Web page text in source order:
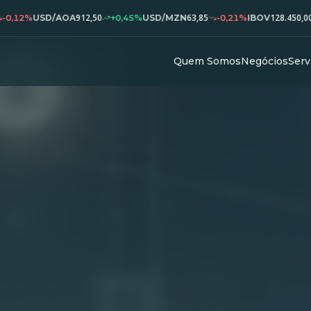
AOA912,50 +0,45%USD/MZN63,85 -0,21%IBOV128.450,00 +1,23%
Quem SomosNegócios